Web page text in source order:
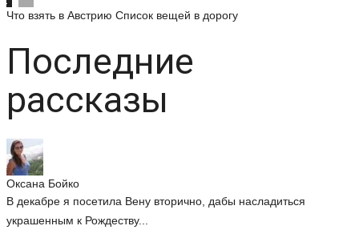
Что взять в Австрию Список вещей в дорогу
Последние
рассказы
Оксана Бойко
В декабре я посетила Вену вторично, дабы насладиться
украшенным к Рождеству...